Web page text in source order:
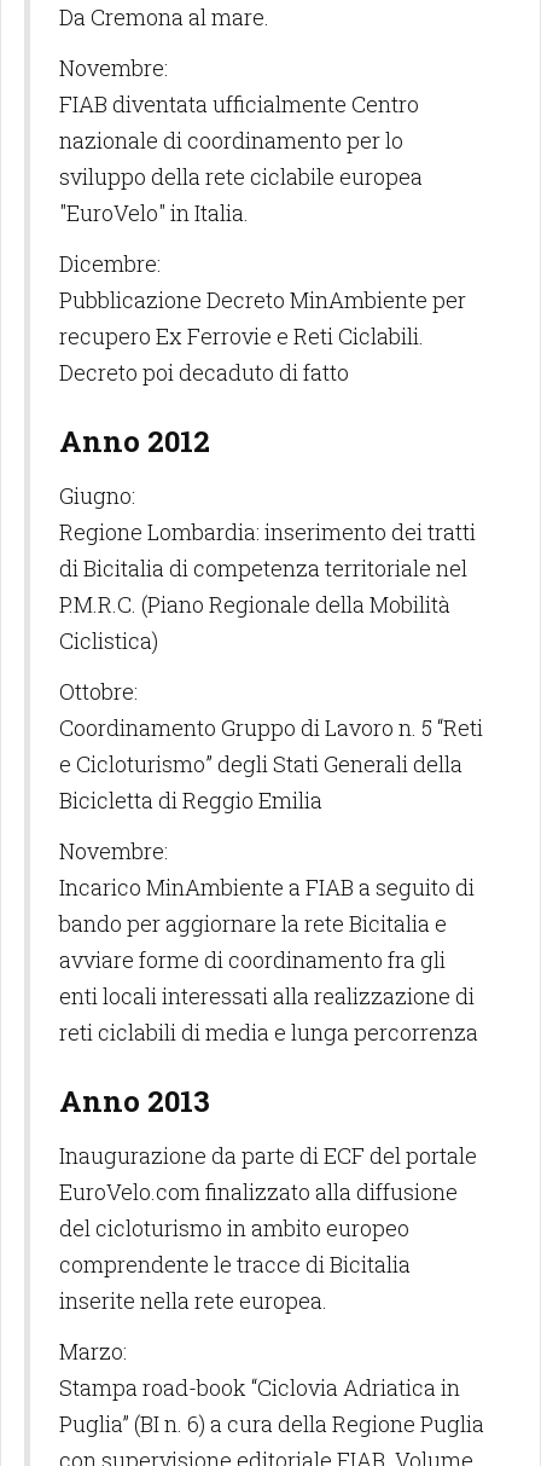
Da Cremona al mare.
Novembre:
FIAB diventata ufficialmente Centro
nazionale di coordinamento per lo
sviluppo della rete ciclabile europea
"EuroVelo" in Italia.
Dicembre:
Pubblicazione Decreto MinAmbiente per
recupero Ex Ferrovie e Reti Ciclabili.
Decreto poi decaduto di fatto
Anno 2012
Giugno:
Regione Lombardia: inserimento dei tratti
di Bicitalia di competenza territoriale nel
P.M.R.C. (Piano Regionale della Mobilità
Ciclistica)
Ottobre:
Coordinamento Gruppo di Lavoro n. 5 “Reti
e Cicloturismo” degli Stati Generali della
Bicicletta di Reggio Emilia
Novembre:
Incarico MinAmbiente a FIAB a seguito di
bando per aggiornare la rete Bicitalia e
avviare forme di coordinamento fra gli
enti locali interessati alla realizzazione di
reti ciclabili di media e lunga percorrenza
Anno 2013
Inaugurazione da parte di ECF del portale
EuroVelo.com finalizzato alla diffusione
del cicloturismo in ambito europeo
comprendente le tracce di Bicitalia
inserite nella rete europea.
Marzo:
Stampa road-book “Ciclovia Adriatica in
Puglia” (BI n. 6) a cura della Regione Puglia
con supervisione editoriale FIAB. Volume